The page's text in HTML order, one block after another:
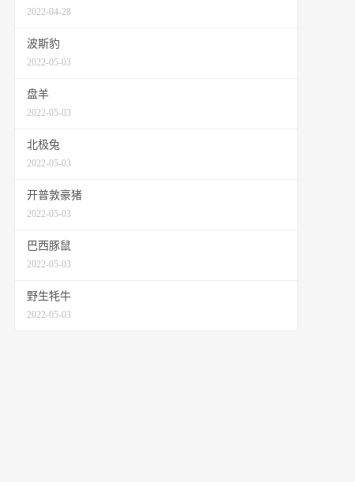
2022-04-28
波斯豹
2022-05-03
盘羊
2022-05-03
北极兔
2022-05-03
开普敦豪猪
2022-05-03
巴西豚鼠
2022-05-03
野生牦牛
2022-05-03